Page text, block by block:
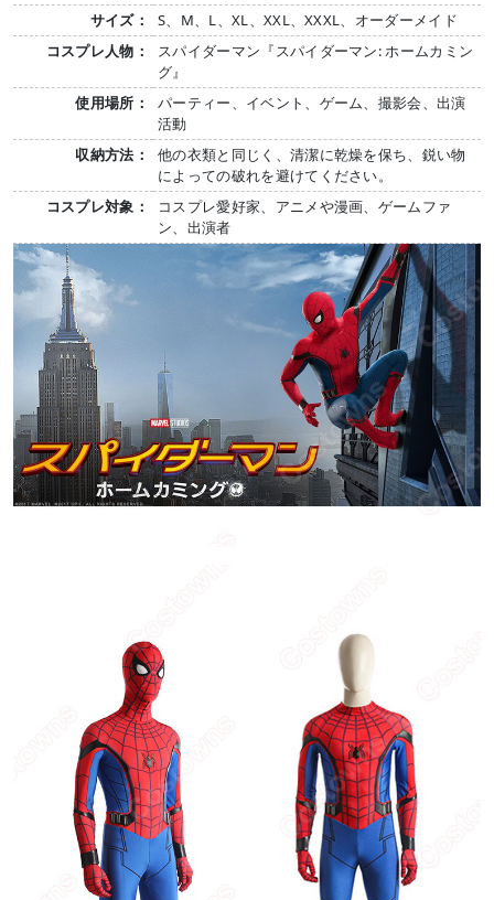
サイズ：
S、M、L、XL、XXL、XXXL、オーダーメイド
コスプレ人物：
スパイダーマン『スパイダーマン: ホームカミン
グ』
使用場所：
パーティー、イベント、ゲーム、撮影会、出演
活動
収納方法：
他の衣類と同じく、清潔に乾燥を保ち、鋭い物
によっての破れを避けてください。
コスプレ対象：
コスプレ愛好家、アニメや漫画、ゲームファ
ン、出演者